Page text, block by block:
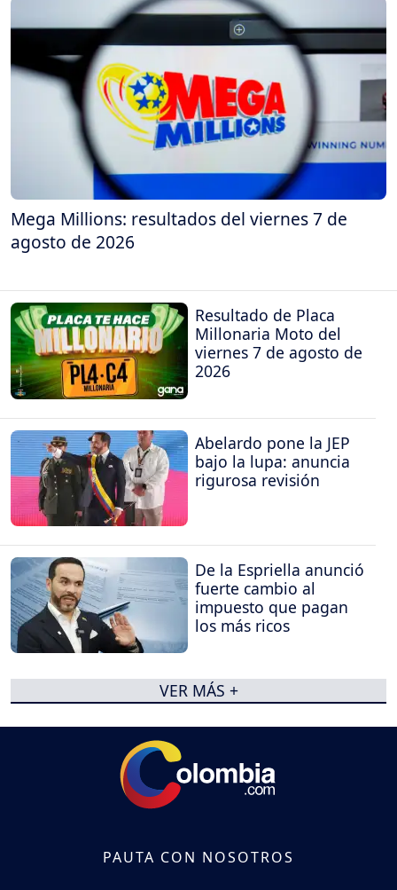
Mega Millions: resultados del viernes 7 de
agosto de 2026
Resultado de Placa
Millonaria Moto del
viernes 7 de agosto de
2026
Abelardo pone la JEP
bajo la lupa: anuncia
rigurosa revisión
De la Espriella anunció
fuerte cambio al
impuesto que pagan
los más ricos
VER MÁS +
PAUTA CON NOSOTROS